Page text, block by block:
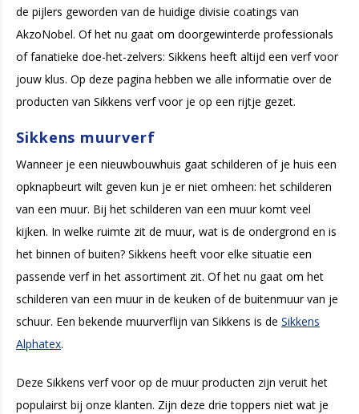
de pijlers geworden van de huidige divisie coatings van
AkzoNobel. Of het nu gaat om doorgewinterde professionals
of fanatieke doe-het-zelvers: Sikkens heeft altijd een verf voor
jouw klus. Op deze pagina hebben we alle informatie over de
producten van Sikkens verf voor je op een rijtje gezet.
Sikkens muurverf
Wanneer je een nieuwbouwhuis gaat schilderen of je huis een
opknapbeurt wilt geven kun je er niet omheen: het schilderen
van een muur. Bij het schilderen van een muur komt veel
kijken. In welke ruimte zit de muur, wat is de ondergrond en is
het binnen of buiten? Sikkens heeft voor elke situatie een
passende verf in het assortiment zit. Of het nu gaat om het
schilderen van een muur in de keuken of de buitenmuur van je
schuur. Een bekende muurverflijn van Sikkens is de Sikkens
Alphatex.
Deze Sikkens verf voor op de muur producten zijn veruit het
populairst bij onze klanten. Zijn deze drie toppers niet wat je